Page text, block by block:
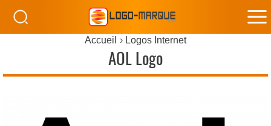
Accueil Logos Internet
AOL Logo